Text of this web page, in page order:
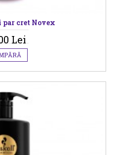
par cret Novex
Lei